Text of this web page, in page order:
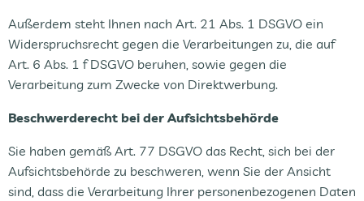
Außerdem steht Ihnen nach Art. 21 Abs. 1 DSGVO ein
Widerspruchsrecht gegen die Verarbeitungen zu, die auf
Art. 6 Abs. 1 f DSGVO beruhen, sowie gegen die
Verarbeitung zum Zwecke von Direktwerbung.
Beschwerderecht bei der Aufsichtsbehörde
Sie haben gemäß Art. 77 DSGVO das Recht, sich bei der
Aufsichtsbehörde zu beschweren, wenn Sie der Ansicht
sind, dass die Verarbeitung Ihrer personenbezogenen Daten